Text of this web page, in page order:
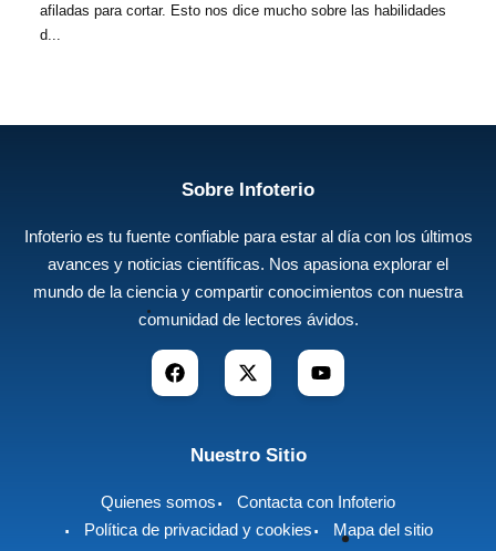
afiladas para cortar. Esto nos dice mucho sobre las habilidades
d...
Sobre Infoterio
Infoterio es tu fuente confiable para estar al día con los últimos
avances y noticias científicas. Nos apasiona explorar el
mundo de la ciencia y compartir conocimientos con nuestra
comunidad de lectores ávidos.
Nuestro Sitio
Quienes somos
Contacta con Infoterio
Política de privacidad y cookies
Mapa del sitio